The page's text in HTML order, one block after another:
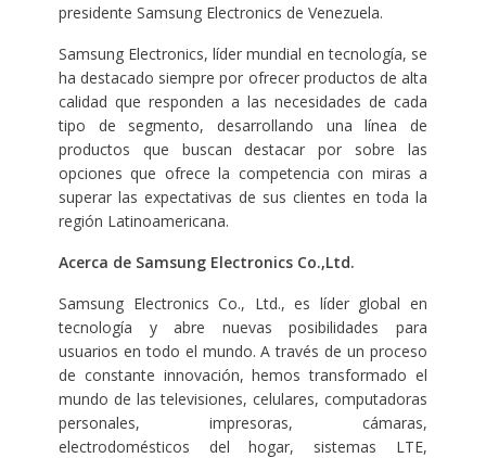
presidente Samsung Electronics de Venezuela.
Samsung Electronics, líder mundial en tecnología, se
ha destacado siempre por ofrecer productos de alta
calidad que responden a las necesidades de cada
tipo de segmento, desarrollando una línea de
productos que buscan destacar por sobre las
opciones que ofrece la competencia con miras a
superar las expectativas de sus clientes en toda la
región Latinoamericana.
Acerca de Samsung Electronics Co.,Ltd.
Samsung Electronics Co., Ltd., es líder global en
tecnología y abre nuevas posibilidades para
usuarios en todo el mundo. A través de un proceso
de constante innovación, hemos transformado el
mundo de las televisiones, celulares, computadoras
personales, impresoras, cámaras,
electrodomésticos del hogar, sistemas LTE,